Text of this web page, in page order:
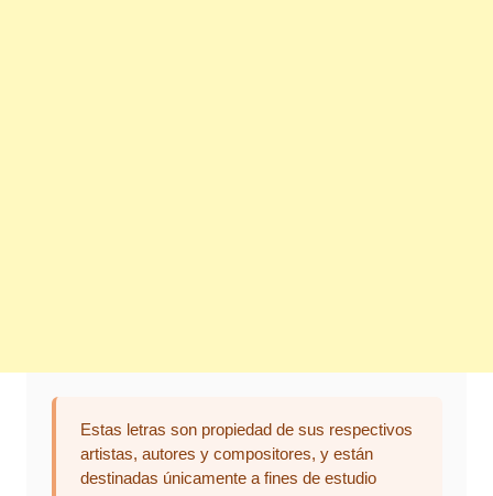
Estas letras son propiedad de sus respectivos
artistas, autores y compositores, y están
destinadas únicamente a fines de estudio